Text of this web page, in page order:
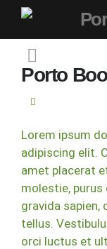
Porto
Lorem ipsum
adipiscing elit.
amet placerat
molestie, purus
gravida sapien,
tellus.
orci luctus et